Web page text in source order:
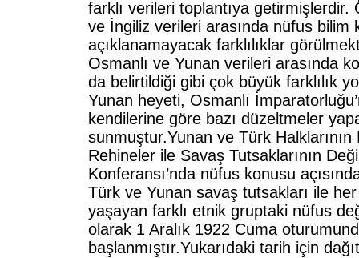
farklı verileri toplantıya getirmişlerdir.
ve İngiliz verileri arasında nüfus bilim
açıklanamayacak farklılıklar
Osmanlı ve Yunan verileri arasında
da belirtildiği gibi çok büyük farklılık
Yunan heyeti, Osmanlı
kendilerine göre bazı düzeltmeler
sunmuştur.Yunan ve Türk
Rehineler ile Savaş Tutsaklarının
Konferansı’nda nüfus konusu
Türk ve Yunan savaş tutsakları ile
yaşayan farklı etnik gruptaki nüfus
olarak 1 Aralık 1922 Cuma
başlanmıştır.Yukarıdaki tarih için